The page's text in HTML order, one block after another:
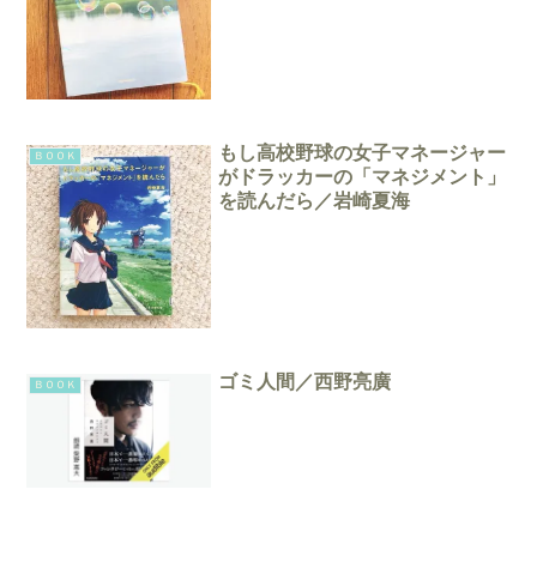
ＢＯＯＫ
もし高校野球の女子マネージャー
がドラッカーの「マネジメント」
を読んだら／岩崎夏海
ＢＯＯＫ ゴミ人間／西野亮廣